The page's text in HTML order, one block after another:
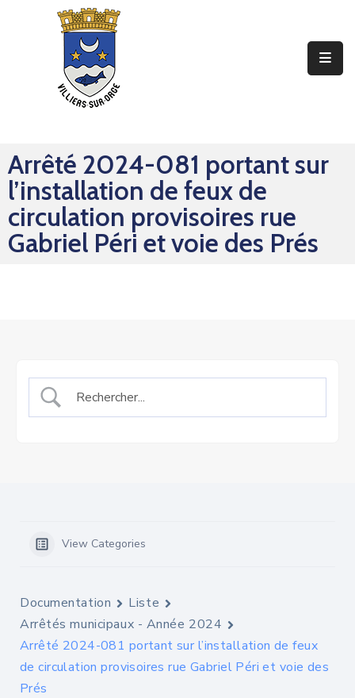
Mes
Sorties
Mes
Démarches
Arrêté 2024-081 portant sur
l’installation de feux de
circulation provisoires rue
Gabriel Péri et voie des Prés
View Categories
Documentation
Liste
Arrêtés municipaux - Année 2024
Arrêté 2024-081 portant sur l’installation de feux
de circulation provisoires rue Gabriel Péri et voie des
Prés